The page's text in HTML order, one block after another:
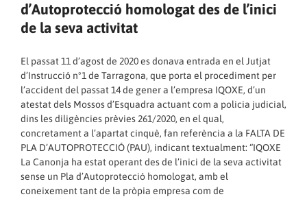
d’Autoprotecció homologat des de l’inici
de la seva activitat
El passat 11 d’agost de 2020 es donava entrada en el Jutjat
d’Instrucció nº1 de Tarragona, que porta el procediment per
l’accident del passat 14 de gener a l’empresa IQOXE, d’un
atestat dels Mossos d’Esquadra actuant com a policia judicial,
dins les diligències prèvies 261/2020, en el qual,
concretament a l’apartat cinquè, fan referència a la FALTA DE
PLA D’AUTOPROTECCIÓ (PAU), indicant textualment: “IQOXE
La Canonja ha estat operant des de l’inici de la seva activitat
sense un Pla d’Autoprotecció homologat, amb el
coneixement tant de la pròpia empresa com de